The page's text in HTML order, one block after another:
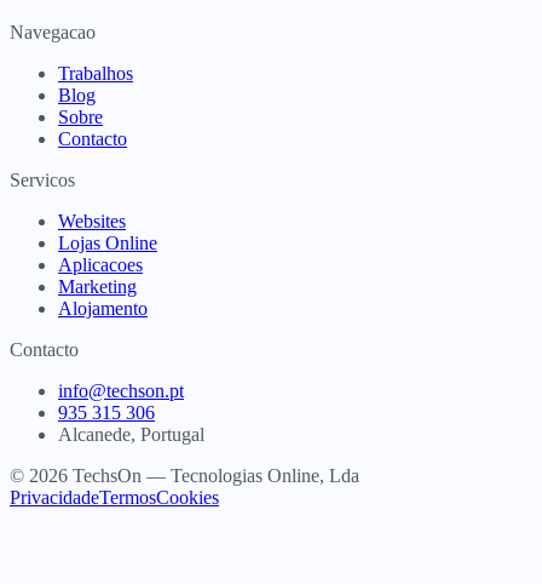
Navegacao
Trabalhos
Blog
Sobre
Contacto
Servicos
Websites
Lojas Online
Aplicacoes
Marketing
Alojamento
Contacto
info@techson.pt
935 315 306
Alcanede, Portugal
© 2026 TechsOn — Tecnologias Online, Lda
PrivacidadeTermosCookies